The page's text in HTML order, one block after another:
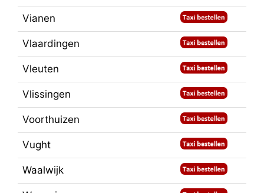
Vianen
Vlaardingen
Vleuten
Vlissingen
Voorthuizen
Vught
Waalwijk